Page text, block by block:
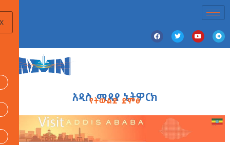
አዲስ ሚዲያ ኔትዎርክ
የትውልድ ድምፅ